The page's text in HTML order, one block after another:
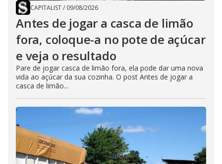
CAPITALIST/ 09/08/2026
Antes de jogar a casca de limão
fora, coloque-a no pote de açúcar
e veja o resultado
Pare de jogar casca de limão fora, ela pode dar uma nova
vida ao açúcar da sua cozinha. O post Antes de jogar a
casca de limão...